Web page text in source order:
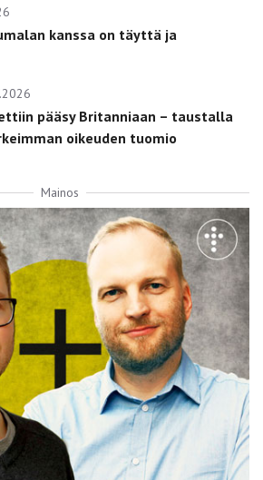
kanssa on täyttä ja
pääsy Britanniaan – taustalla
oikeuden tuomio
Mainos